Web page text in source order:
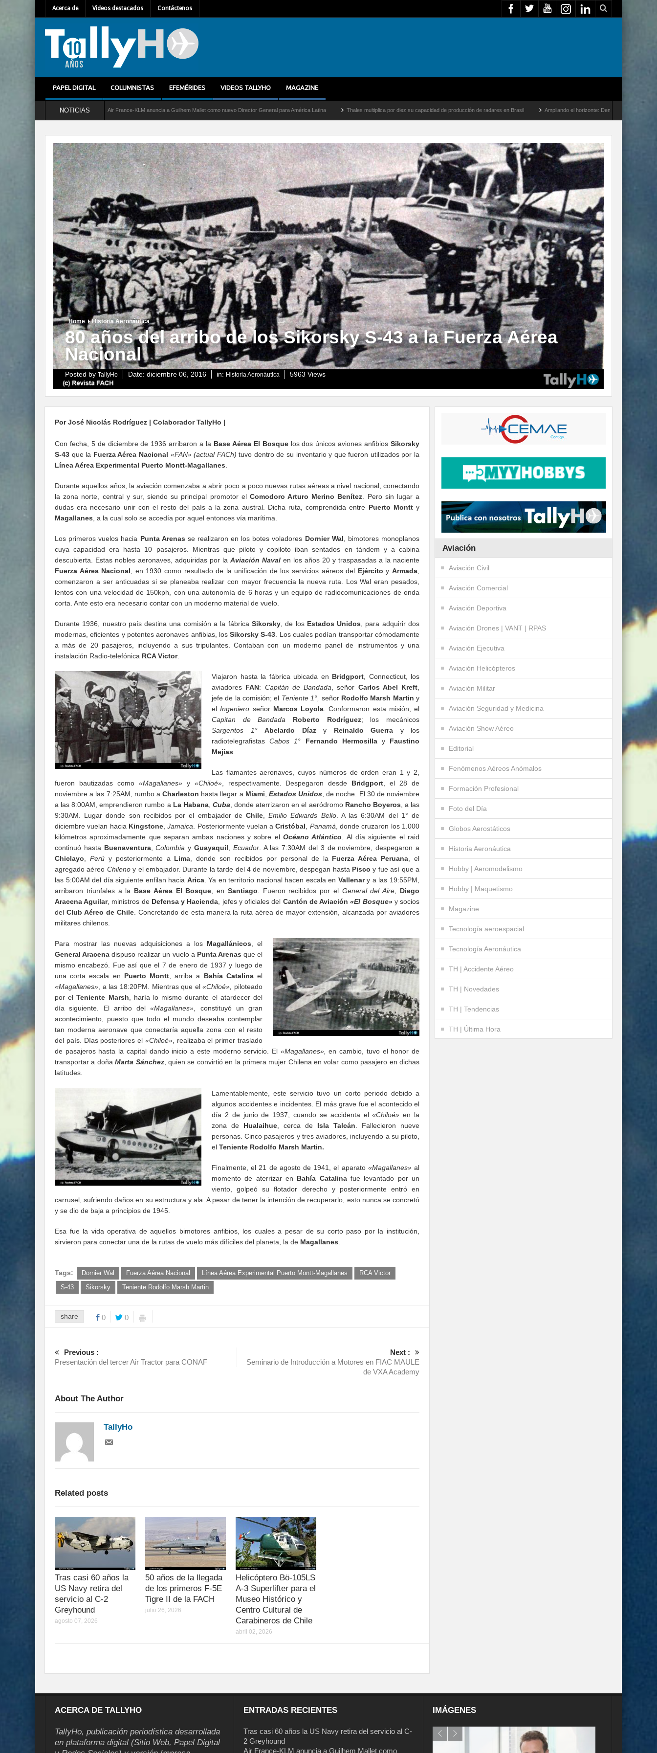
Acerca de Videos destacados Contáctenos
PAPEL DIGITAL COLUMNISTAS EFEMÉRIDES VIDEOS TALLYHO MAGAZINE
NOTICIAS
Air France-KLM anuncia a Guilhem Mallet como nuevo Director General para América Latina Thales multiplica por diez su capacidad de producción de radares en Brasil Ampliando el horizonte: Dentro del vuelo de desarrollo más largo del
Home Historia Aeronáutica
80 años del arribo de los Sikorsky S-43 a la Fuerza Aérea
Nacional
Posted by TallyHo Date: diciembre 06, 2016 in: Historia Aeronáutica 5963 Views
Por José Nicolás Rodríguez | Colaborador TallyHo |
Con fecha, 5 de diciembre de 1936 arribaron a la Base Aérea El Bosquelos dos únicos aviones anfibiosSikorsky
S-43 que la Fuerza Aérea Nacional «FAN» (actual FACh) tuvo dentro de su inventario y que fueron utilizados por la
Línea Aérea Experimental Puerto Montt-Magallanes.
Durante aquellos años, la aviación comenzaba a abrir poco a poco nuevas rutas aéreas a nivel nacional, conectando
la zona norte, central y sur, siendo su principal promotor el Comodoro Arturo Merino Benítez. Pero sin lugar a
dudas era necesario unir con el resto del país a la zona austral. Dicha ruta, comprendida entre Puerto Montty
Magallanes, a la cual solo se accedía por aquel entonces vía marítima.
Los primeros vuelos hacia Punta Arenas se realizaron en los botes voladores Dornier Wal, bimotores monoplanos
cuya capacidad era hasta 10 pasajeros. Mientras que piloto y copiloto iban sentados en tándem y a cabina
descubierta. Estas nobles aeronaves, adquiridas por la Aviación Naval en los años 20 y traspasadas a la naciente
Fuerza Aérea Nacional, en 1930 como resultado de la unificación de los servicios aéreos del Ejército yArmada,
comenzaron a ser anticuadas si se planeaba realizar con mayor frecuencia la nueva ruta. Los Wal eran pesados,
lentos con una velocidad de 150kph, con una autonomía de 6 horas y un equipo de radiocomunicaciones de onda
corta. Ante esto era necesario contar con un moderno material de vuelo.
Durante 1936, nuestro país destina una comisión a la fábrica Sikorsky, de los Estados Unidos, para adquirir dos
modernas, eficientes y potentes aeronaves anfibias, losSikorsky S-43. Los cuales podían transportar cómodamente
a más de 20 pasajeros, incluyendo a sus tripulantes. Contaban con un moderno panel de instrumentos y una
instalación Radio-telefónica RCA Victor.
Viajaron hasta la fábrica ubicada en Bridgport, Connecticut, los
aviadores FAN: Capitán de Bandada, señor Carlos Abel Kreft,
jefe de la comisión; el Teniente 1°, señor Rodolfo Marsh Martin y
elIngeniero señor Marcos Loyola. Conformaron esta misión, el
Capitan de Bandada
Roberto Rodríguez; los mecánicos
Sargentos 1°
Abelardo Díazy Reinaldo Guerra y los
radiotelegrafistasCabos 1° Fernando Hermosillay Faustino
Mejías.
Las flamantes aeronaves, cuyos números de orden eran 1 y 2,
fueron bautizadas como «Magallanes»y «Chiloé», respectivamente. Despegaron desde Bridgport, el 28 de
noviembre a las 7:25AM, rumbo a Charleston hasta llegar a Miami, Estados Unidos, de noche. El 30 de noviembre
a las 8:00AM, emprendieron rumbo a La Habana, Cuba, donde aterrizaron en el aeródromo Rancho Boyeros, a las
9:30AM. Lugar donde son recibidos por el embajador de Chile,Emilio Edwards Bello. A las 6:30AM del 1° de
diciembre vuelan hacia Kingstone,Jamaica. Posteriormente vuelan aCristóbal, Panamá, donde cruzaron los 1.000
kilómetros aproximadamente que separan ambas naciones y sobre el Océano Atlántico. Al día siguiente el raid
continuó hasta Buenaventura,Colombia yGuayaquil, Ecuador. A las 7:30AM del 3 de noviembre, despegaron a
Chiclayo, Perúy posteriormente a Lima, donde son recibidos por personal de la Fuerza Aérea Peruana, el
agregado aéreo Chilenoy el embajador. Durante la tarde del 4 de noviembre, despegan hasta Pisco y fue así que a
las 5:00AM del día siguiente enfilan hacia Arica. Ya en territorio nacional hacen escala en Vallenary a las 19:55PM,
arribaron triunfales a la Base Aérea El Bosque, en Santiago. Fueron recibidos por el General del Aire, Diego
Aracena Aguilar, ministros de Defensa y Hacienda, jefes y oficiales del Cantón de Aviación«El Bosque» y socios
del Club Aéreo de Chile. Concretando de esta manera la ruta aérea de mayor extensión, alcanzada por aviadores
militares chilenos.
Para mostrar las nuevas adquisiciones a los Magallánicos, el
General Aracena dispuso realizar un vuelo a Punta Arenas que el
mismo encabezó. Fue así que el 7 de enero de 1937 y luego de
una corta escala en Puerto Montt, arriba a Bahía Catalinael
«Magallanes», a las 18:20PM. Mientras que el«Chiloé», piloteado
por elTeniente Marsh, haría lo mismo durante el atardecer del
día siguiente. El arribo del «Magallanes», constituyó un gran
acontecimiento, puesto que todo el mundo deseaba contemplar
tan moderna aeronave que conectaría aquella zona con el resto
del país. Días posteriores el «Chiloé», realizaba el primer traslado
de pasajeros hasta la capital dando inicio a este moderno servicio. El «Magallanes», en cambio, tuvo el honor de
transportar a doñaMarta Sánchez, quien se convirtió en la primera mujer Chilena en volar como pasajero en dichas
latitudes.
Lamentablemente, este servicio tuvo un corto periodo debido a
algunos accidentes e incidentes. El más grave fue el acontecido el
día 2 de junio de 1937, cuando se accidenta el«Chiloé» en la
zona de Hualaihue, cerca de Isla Talcán. Fallecieron nueve
personas. Cinco pasajeros y tres aviadores, incluyendo a su piloto,
el Teniente Rodolfo Marsh Martin.
Finalmente, el 21 de agosto de 1941, el aparato «Magallanes»al
momento de aterrizar en Bahía Catalinafue levantado por un
viento, golpeó su flotador derecho y posteriormente entró en
carrusel, sufriendo daños en su estructura y ala. A pesar de tener la intención de recuperarlo, esto nunca se concretó
y se dio de baja a principios de 1945.
Esa fue la vida operativa de aquellos bimotores anfibios, los cuales a pesar de su corto paso por la institución,
sirvieron para conectar una de la rutas de vuelo más difíciles del planeta, la de Magallanes.
Tags: Dornier Wal Fuerza Aérea Nacional Línea Aérea Experimental Puerto Montt-Magallanes
RCA Victor
S-43
Sikorsky Teniente Rodolfo Marsh Martin
share 0 0
Previous :
Presentación del tercer Air Tractor para CONAF
Next :
Seminario de Introducción a Motores en FIAC MAULE
de VXA Academy
About The Author
TallyHo
Related posts
Tras casi 60 años la
US Navy retira del
servicio al C-2
Greyhound
agosto 07, 2026
50 años de la llegada
de los primeros F-5E
Tigre II de la FACH
julio 26, 2026
Helicóptero Bö-105LS
A-3 Superlifter para el
Museo Histórico y
Centro Cultural de
Carabineros de Chile
abril 02, 2026
Aviación
Aviación Civil
Aviación Comercial
Aviación Deportiva
Aviación Drones | VANT | RPAS
Aviación Ejecutiva
Aviación Helicópteros
Aviación Militar
Aviación Seguridad y Medicina
Aviación Show Aéreo
Editorial
Fenómenos Aéreos Anómalos
Formación Profesional
Foto del Día
Globos Aerostáticos
Historia Aeronáutica
Hobby | Aeromodelismo
Hobby | Maquetismo
Magazine
Tecnología aeroespacial
Tecnología Aeronáutica
TH | Accidente Aéreo
TH | Novedades
TH | Tendencias
TH | Última Hora
ACERCA DE TALLYHO
TallyHo, publicación periodística desarrollada
en plataforma digital (Sitio Web, Papel Digital
ENTRADAS RECIENTES
Tras casi 60 años la US Navy retira del servicio al C-
2 Greyhound
Air France-KLM anuncia a Guilhem Mallet como
IMÁGENES